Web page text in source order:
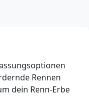
Rennen
dein Renn-Erbe